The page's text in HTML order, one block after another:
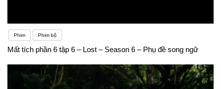
Phim Phim bộ
Mất tích phần 6 tập 6 – Lost – Season 6 – Phụ đề song ngữ